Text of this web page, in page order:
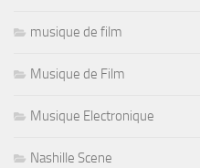
musique de film
Musique de Film
Musique Electronique
Nashille Scene